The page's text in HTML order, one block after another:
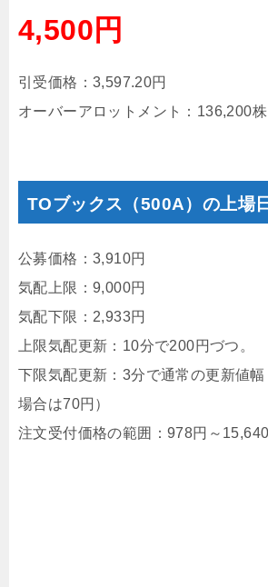
4,500円
引受価格：3,597.20円
オーバーアロットメント：136,200株
TOブックス（500A）の上場
公募価格：3,910円
気配上限：9,000円
気配下限：2,933円
上限気配更新：10分で200円づつ。
下限気配更新：3分で通常の更新値
場合は70円）
注文受付価格の範囲：978円～